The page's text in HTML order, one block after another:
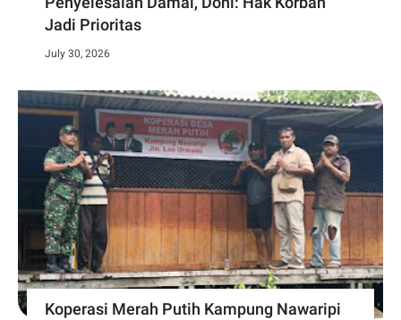
Jadi Prioritas
July 30, 2026
Koperasi Merah Putih Kampung Nawaripi